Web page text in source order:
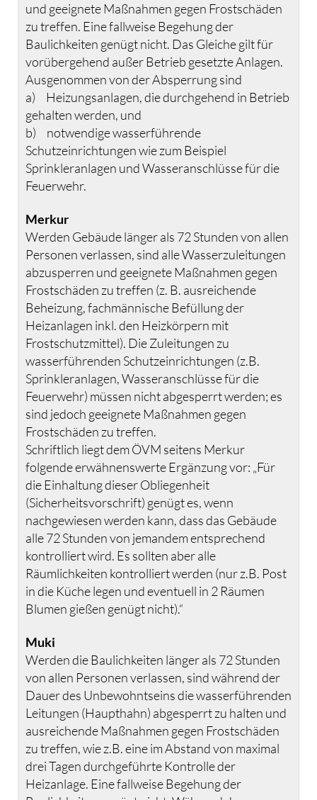
und geeignete Maßnahmen gegen Frostschäden
zu treffen. Eine fallweise Begehung der
Baulichkeiten genügt nicht. Das Gleiche gilt für
vorübergehend außer Betrieb gesetzte Anlagen.
Ausgenommen von der Absperrung sind
a) Heizungsanlagen, die durchgehend in Betrieb
gehalten werden, und
b) notwendige wasserführende
Schutzeinrichtungen wie zum Beispiel
Sprinkleranlagen und Wasseranschlüsse für die
Feuerwehr.
Merkur
Werden Gebäude länger als 72 Stunden von allen
Personen verlassen, sind alle Wasserzuleitungen
abzusperren und geeignete Maßnahmen gegen
Frostschäden zu treffen (z. B. ausreichende
Beheizung, fachmännische Befüllung der
Heizanlagen inkl. den Heizkörpern mit
Frostschutzmittel). Die Zuleitungen zu
wasserführenden Schutzeinrichtungen (z.B.
Sprinkleranlagen, Wasseranschlüsse für die
Feuerwehr) müssen nicht abgesperrt werden; es
sind jedoch geeignete Maßnahmen gegen
Frostschäden zu treffen.
Schriftlich liegt dem ÖVM seitens Merkur
folgende erwähnenswerte Ergänzung vor: „Für
die Einhaltung dieser Obliegenheit
(Sicherheitsvorschrift) genügt es, wenn
nachgewiesen werden kann, dass das Gebäude
alle 72 Stunden von jemandem entsprechend
kontrolliert wird. Es sollten aber alle
Räumlichkeiten kontrolliert werden (nur z.B. Post
in die Küche legen und eventuell in 2 Räumen
Blumen gießen genügt nicht).“
Muki
Werden die Baulichkeiten länger als 72 Stunden
von allen Personen verlassen, sind während der
Dauer des Unbewohntseins die wasserführenden
Leitungen (Haupthahn) abgesperrt zu halten und
ausreichende Maßnahmen gegen Frostschäden
zu treffen, wie z.B. eine im Abstand von maximal
drei Tagen durchgeführte Kontrolle der
Heizanlage. Eine fallweise Begehung der